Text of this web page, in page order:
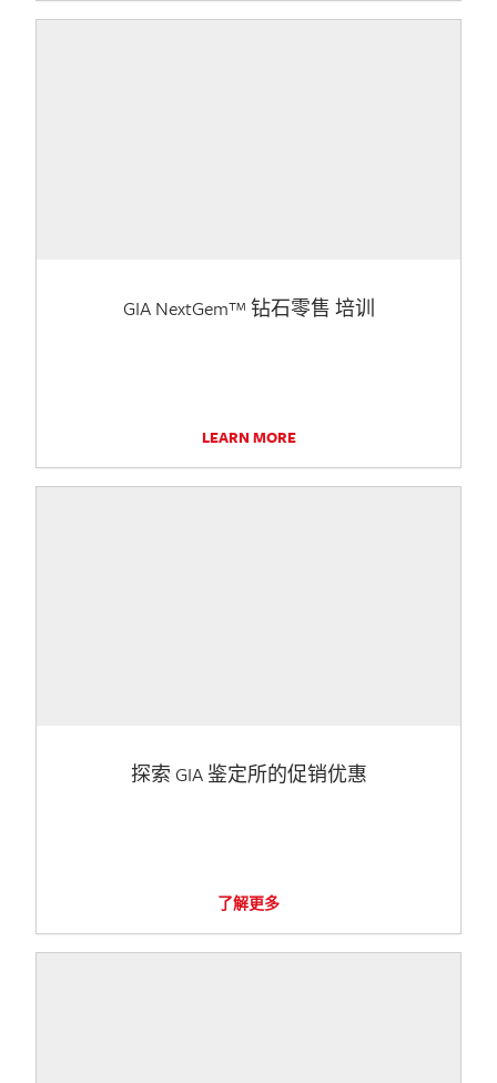
GIA NextGem™ 钻石零售 培训
LEARN MORE
探索 GIA 鉴定所的促销优惠
了解更多